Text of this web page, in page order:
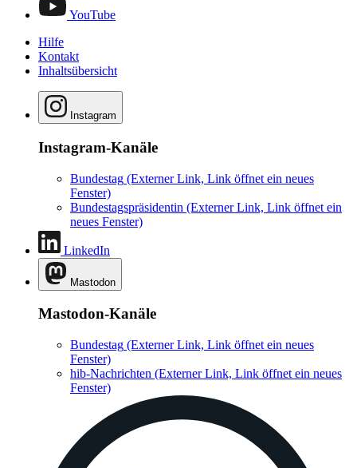
YouTube
Hilfe
Kontakt
Inhaltsübersicht
Instagram
Instagram-Kanäle
Bundestag (Externer Link, Link öffnet ein neues
Fenster)
Bundestagspräsidentin (Externer Link, Link öffnet ein
neues Fenster)
LinkedIn
Mastodon
Mastodon-Kanäle
Bundestag (Externer Link, Link öffnet ein neues
Fenster)
hib-Nachrichten (Externer Link, Link öffnet ein neues
Fenster)